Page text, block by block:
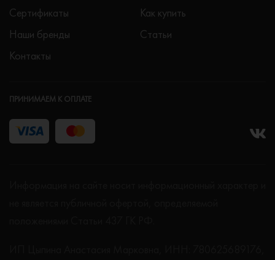
Сертификаты
Наши бренды
Контакты
Как купить
Статьи
ПРИНИМАЕМ К ОПЛАТЕ